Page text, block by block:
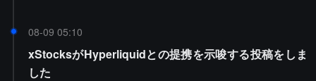
08-09 05:10
xStocksがHyperliquidとの提携を示唆する投稿をしま
した